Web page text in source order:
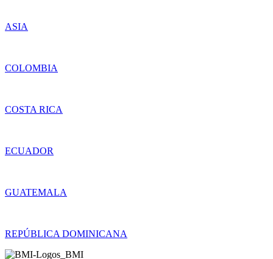
ASIA
COLOMBIA
COSTA RICA
ECUADOR
GUATEMALA
REPÚBLICA DOMINICANA